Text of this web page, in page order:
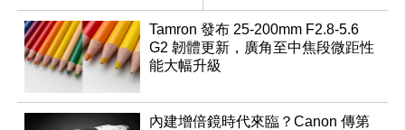
變焦鏡
Tamron 發布 25-200mm F2.8-5.6
G2 韌體更新，廣角至中焦段微距性
能大幅升級
內建增倍鏡時代來臨？Canon 傳第